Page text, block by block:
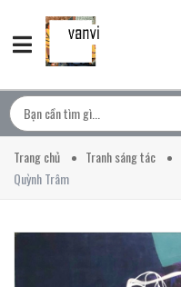
Trang chủ Tranh sáng tác
Quỳnh Trâm